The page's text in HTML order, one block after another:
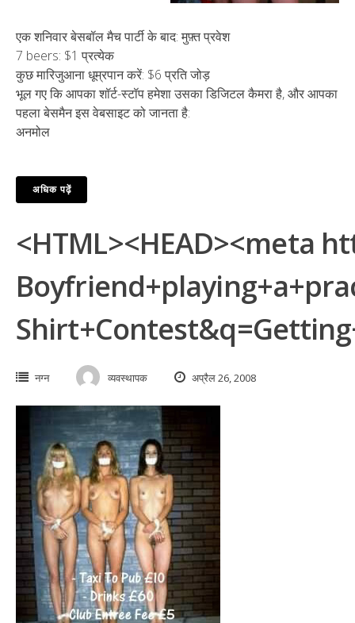
एक शनिवार बेसबॉल मैच पार्टी के बाद: मुफ़्त प्रवेश
7 beers: $1 प्रत्येक
कुछ मारिजुआना धूम्रपान करें: $6 प्रति जोड़
भूल गए कि आपका शॉर्ट-स्टॉप हमेशा उसका डिजिटल कैमरा है, और आपका
पहला बेसमैन इस वेबसाइट को जानता है:
अनमोल
अधिक पढ़ें
<HTML><HEAD><meta
नग्न व्यवस्थापक अप्रैल 26, 2008